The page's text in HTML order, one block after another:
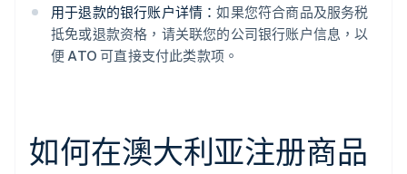
用于退款的银行账户详情：如果您符合商品及服务税
抵免或退款资格，请关联您的公司银行账户信息，以
便 ATO 可直接支付此类款项。
如何在澳大利亚注册商品